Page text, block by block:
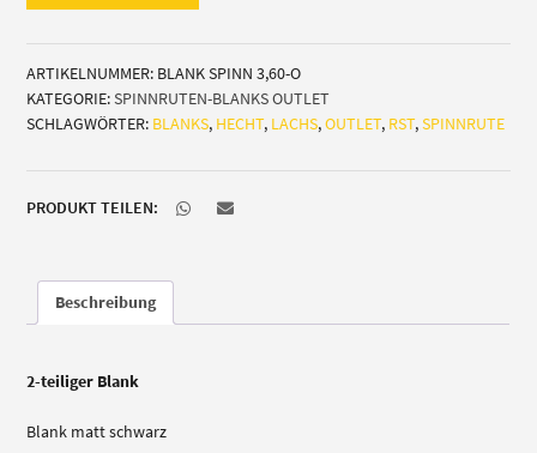
´
(Hecht/Lachs)
Menge
ARTIKELNUMMER: BLANK SPINN 3,60-O
KATEGORIE:SPINNRUTEN-BLANKS OUTLET
SCHLAGWÖRTER: BLANKS, HECHT, LACHS,OUTLET, RST,SPINNRUTE
PRODUKT TEILEN:
Beschreibung
2-teiliger Blank
Blank matt schwarz